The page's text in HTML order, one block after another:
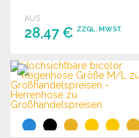
Taschen.
AUS
28,47 € ZZGL. MWST.
BESTELLEN
Angebot anfordern